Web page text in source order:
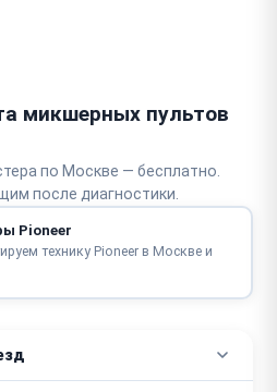
микшерных пультов
по Москве — бесплатно.
после диагностики.
Pioneer
технику Pioneer в Москве и